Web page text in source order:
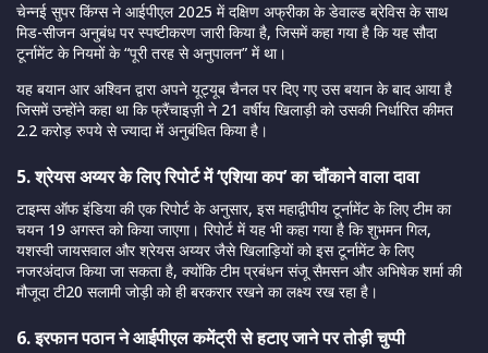
चेन्नई सुपर किंग्स ने आईपीएल 2025 में दक्षिण अफ्रीका के डेवाल्ड ब्रेविस के साथ
मिड-सीजन अनुबंध पर स्पष्टीकरण जारी किया है, जिसमें कहा गया है कि यह सौदा
टूर्नामेंट के नियमों के “पूरी तरह से अनुपालन” में था।
यह बयान आर अश्विन द्वारा अपने यूट्यूब चैनल पर दिए गए उस बयान के बाद आया है
जिसमें उन्होंने कहा था कि फ्रैंचाइज़ी ने 21 वर्षीय खिलाड़ी को उसकी निर्धारित कीमत
2.2 करोड़ रुपये से ज्यादा में अनुबंधित किया है।
5. श्रेयस अय्यर के लिए रिपोर्ट में ‘एशिया कप’ का चौंकाने वाला दावा
टाइम्स ऑफ इंडिया की एक रिपोर्ट के अनुसार, इस महाद्वीपीय टूर्नामेंट के लिए टीम का
चयन 19 अगस्त को किया जाएगा। रिपोर्ट में यह भी कहा गया है कि शुभमन गिल,
यशस्वी जायसवाल और श्रेयस अय्यर जैसे खिलाड़ियों को इस टूर्नामेंट के लिए
नजरअंदाज किया जा सकता है, क्योंकि टीम प्रबंधन संजू सैमसन और अभिषेक शर्मा की
मौजूदा टी20 सलामी जोड़ी को ही बरकरार रखने का लक्ष्य रख रहा है।
6. इरफान पठान ने आईपीएल कमेंट्री से हटाए जाने पर तोड़ी चुप्पी